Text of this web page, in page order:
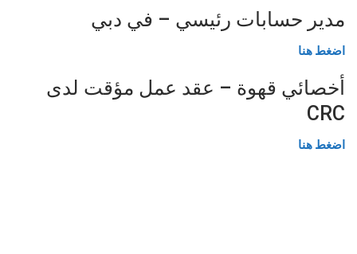
مدير حسابات رئيسي – في دبي
اضغط هنا
أخصائي قهوة – عقد عمل مؤقت لدى
CRC
اضغط هنا